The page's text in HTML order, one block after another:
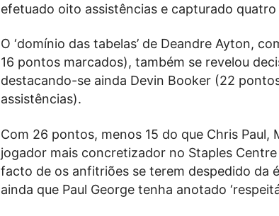
efetuado oito assistências e capturado quatro
O ‘domínio das tabelas’ de Deandre Ayton,
16 pontos marcados), também se revelou
destacando-se ainda Devin Booker (22
assistências).
Com 26 pontos, menos 15 do que Chris Paul,
jogador mais concretizador no Staples
facto de os anfitriões se terem despedido da
ainda que Paul George tenha anotado